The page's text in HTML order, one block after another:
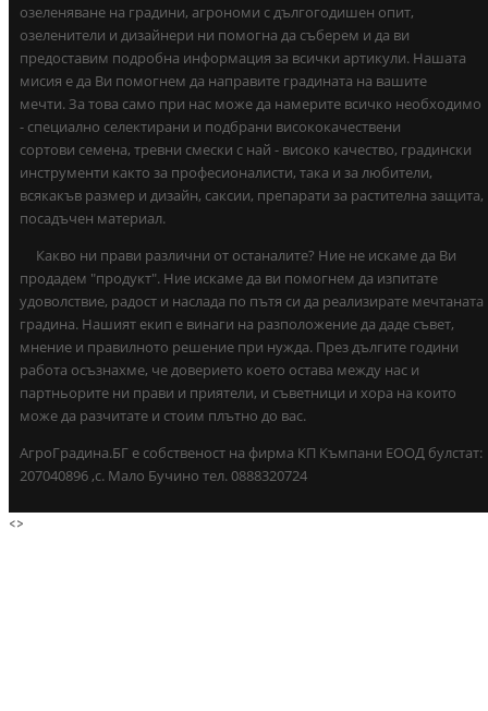
озеленяване на градини, агрономи с дългогодишен опит,
озеленители и дизайнери ни помогна да съберем и да ви
предоставим подробна информация за всички артикули. Нашата
мисия е да Ви помогнем да направите градината на вашите
мечти. За това само при нас може да намерите всичко необходимо
- специално селектирани и подбрани висококачествени
сортови семена, тревни смески с най - високо качество, градински
инструменти както за професионалисти, така и за любители,
всякакъв размер и дизайн, саксии, препарати за растителна защита,
посадъчен материал.
Какво ни прави различни от останалите? Ние не искаме да Ви
продадем "продукт". Ние искаме да ви помогнем да изпитате
удоволствие, радост и наслада по пътя си да реализирате мечтаната
градина. Нашият екип е винаги на разположение да даде съвет,
мнение и правилното решение при нужда. През дългите години
работа осъзнахме, че доверието което остава между нас и
партньорите ни прави и приятели, и съветници и хора на които
може да разчитате и стоим плътно до вас.
АгроГрадина.БГ е собственост на фирма КП Къмпани ЕООД булстат:
207040896 ,с. Мало Бучино тел. 0888320724
<>